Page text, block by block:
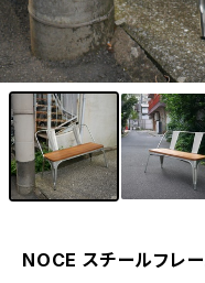
NOCE スチールフレ